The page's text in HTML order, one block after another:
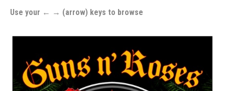
Use your ← → (arrow) keys to browse